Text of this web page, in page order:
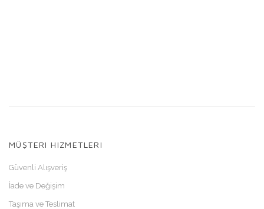
MÜŞTERI HIZMETLERI
Güvenli Alışveriş
İade ve Değişim
Taşıma ve Teslimat